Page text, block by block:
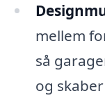
mellem
så
og